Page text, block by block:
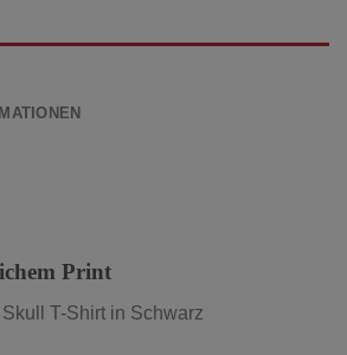
Print
Skull T-Shirt in Schwarz